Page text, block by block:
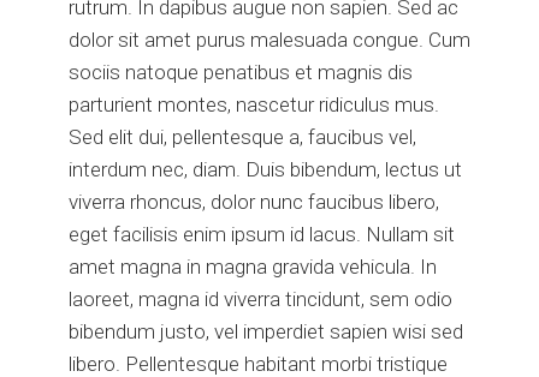
rutrum. In dapibus augue non sapien. Sed ac
dolor sit amet purus malesuada congue. Cum
sociis natoque penatibus et magnis dis
parturient montes, nascetur ridiculus mus.
Sed elit dui, pellentesque a, faucibus vel,
interdum nec, diam. Duis bibendum, lectus ut
viverra rhoncus, dolor nunc faucibus libero,
eget facilisis enim ipsum id lacus. Nullam sit
amet magna in magna gravida vehicula. In
laoreet, magna id viverra tincidunt, sem odio
bibendum justo, vel imperdiet sapien wisi sed
libero. Pellentesque habitant morbi tristique